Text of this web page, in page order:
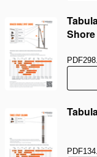
Shore
PDF
PDF